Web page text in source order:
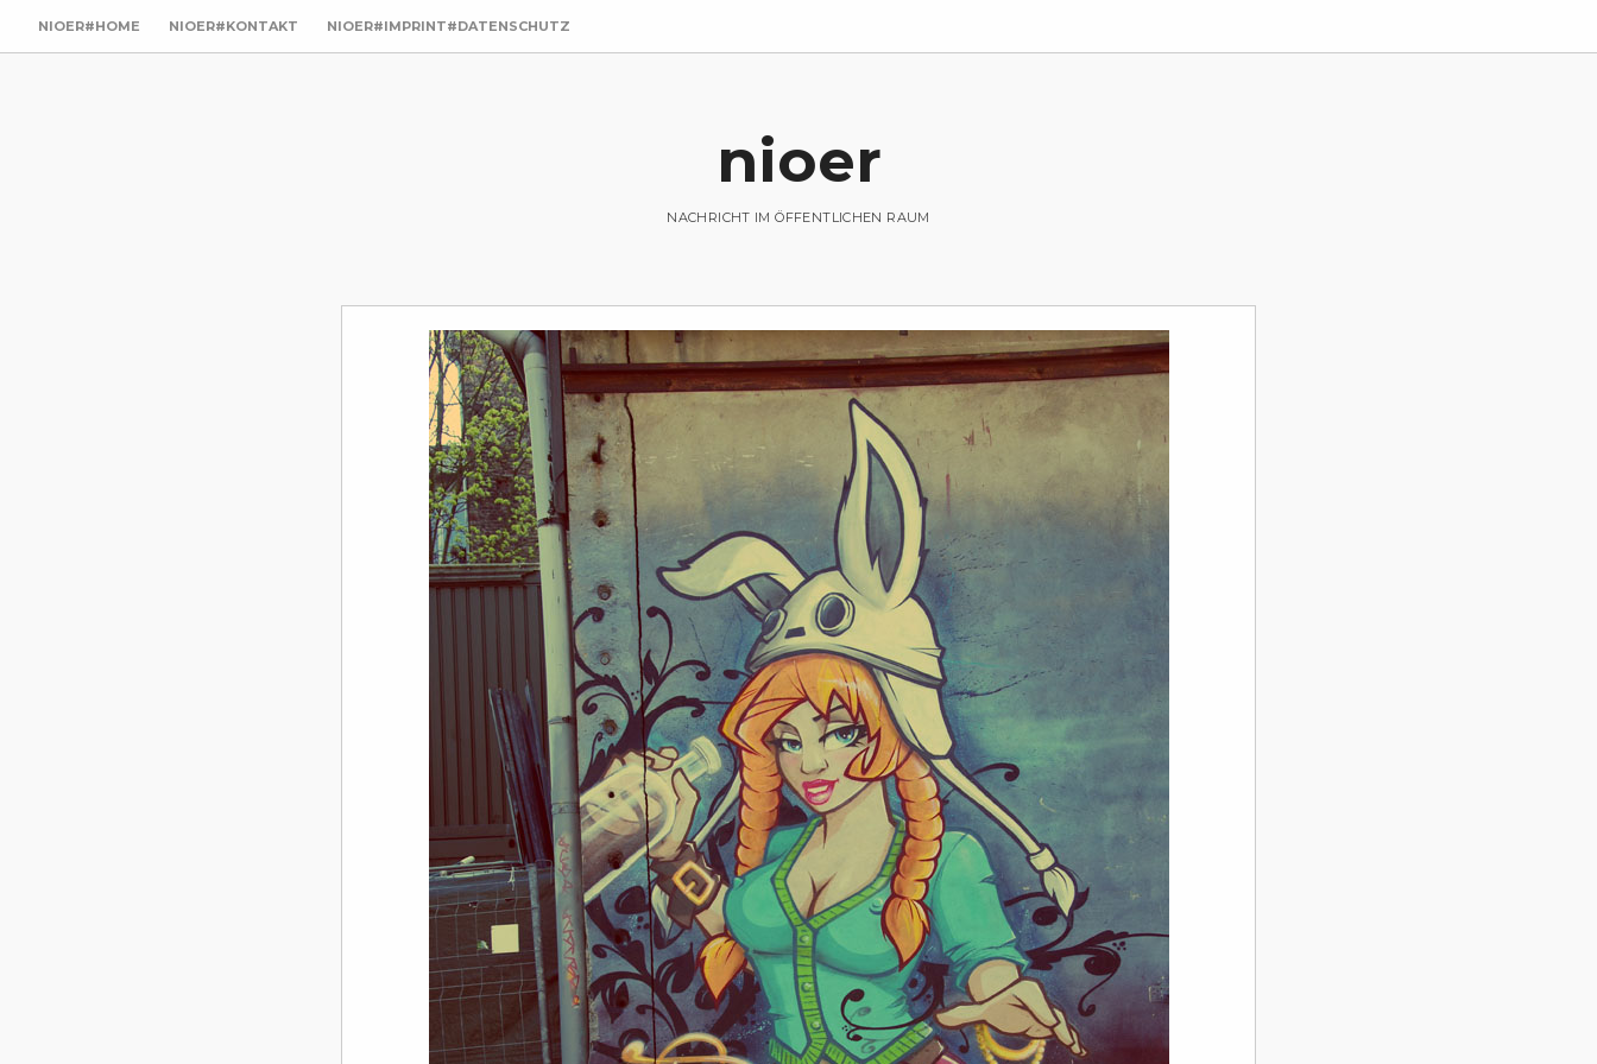
NIOER#HOME NIOER#KONTAKT NIOER#IMPRINT#DATENSCHUTZ
nioer
NACHRICHT IM ÖFFENTLICHEN RAUM